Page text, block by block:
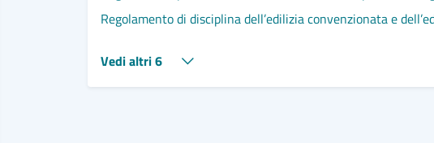
Regolamento di disciplina dell’edilizia convenzionata e
Vedi altri 6